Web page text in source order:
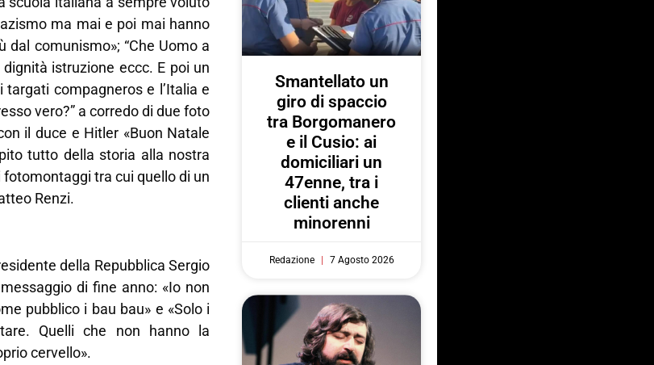
ma mai e poi mai hanno
comunismo»; “Che Uomo a
istruzione eccc. E poi un
compagneros e l’Italia e
vero?” a corredo di due foto
il duce e Hitler «Buon Natale
tutto della storia alla nostra
tra cui quello di un
Renzi.
della Repubblica Sergio
di fine anno: «Io non
pubblico i bau bau» e «Solo i
Quelli che non hanno la
cervello».
Smantellato un
giro di spaccio
tra Borgomanero
e il Cusio: ai
domiciliari un
47enne, tra i
clienti anche
minorenni
Redazione 7 Agosto 2026